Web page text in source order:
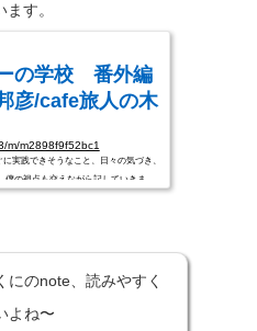
す。
の学校 番外編
彦/cafe旅人の木
m/m2898f9f52bc1
実践できそうなこと、日々の気づき、
僕の視点も交えながら記していきま
せです！
にのnote、読みやすく
よね〜